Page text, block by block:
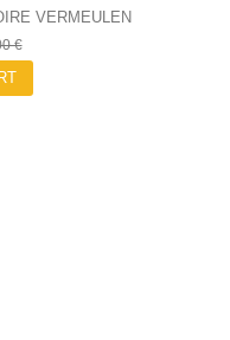
VERMEULEN
€